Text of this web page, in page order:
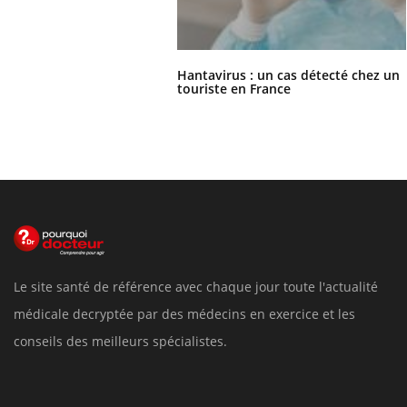
Hantavirus : un cas détecté chez un
touriste en France
Le site santé de référence avec chaque jour toute l'actualité
médicale decryptée par des médecins en exercice et les
conseils des meilleurs spécialistes.